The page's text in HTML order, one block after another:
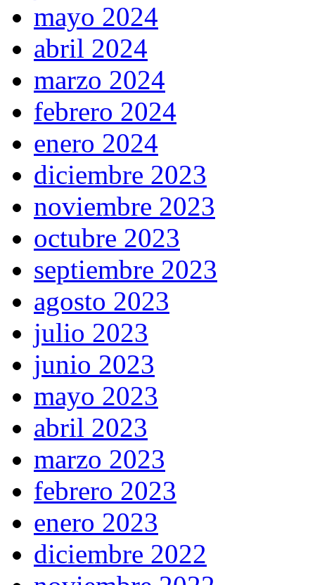
mayo 2024
abril 2024
marzo 2024
febrero 2024
enero 2024
diciembre 2023
noviembre 2023
octubre 2023
septiembre 2023
agosto 2023
julio 2023
junio 2023
mayo 2023
abril 2023
marzo 2023
febrero 2023
enero 2023
diciembre 2022